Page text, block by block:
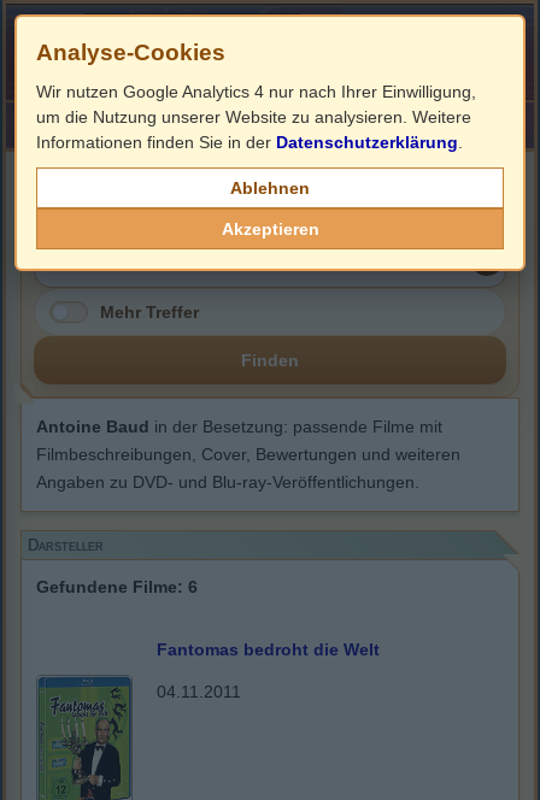
HOME ImpressumLinks
Antoine Baud
Mehr Treffer
Finden
Antoine Baud in der Besetzung: passende Filme mit
Filmbeschreibungen, Cover, Bewertungen und weiteren
Angaben zu DVD- und Blu-ray-Veröffentlichungen.
Darsteller
Gefundene Filme: 6
Fantomas bedroht die Welt
04.11.2011
Analyse-Cookies
Wir nutzen Google Analytics 4 nur nach Ihrer Einwilligung,
um die Nutzung unserer Website zu analysieren. Weitere
Informationen finden Sie in der Datenschutzerklärung
Ablehnen
Akzeptieren